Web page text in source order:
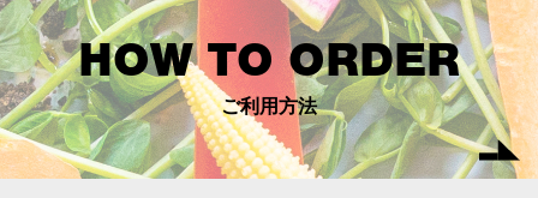
HOW TO ORDER
ご利用方法